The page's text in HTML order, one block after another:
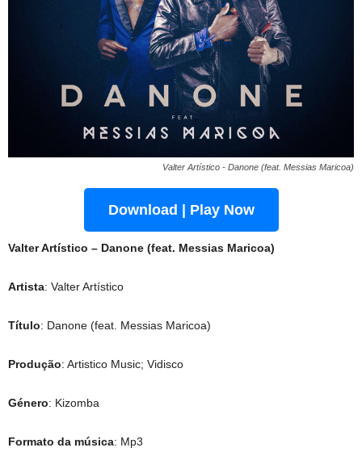
Valter Artístico - Danone (feat. Messias Maricoa)
Download | Play Now
Valter Artístico – Danone (feat. Messias Maricoa)
Artista: Valter Artístico
Título: Danone (feat. Messias Maricoa)
Produção: Artistico Music; Vidisco
Género: Kizomba
Formato da música: Mp3